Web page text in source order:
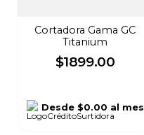
Cortadora Gama GC
Titanium
$1899.00
Desde$0.00 al mes